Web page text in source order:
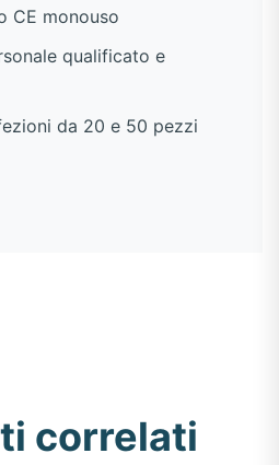
CE monouso
qualificato e
da 20 e 50 pezzi
correlati